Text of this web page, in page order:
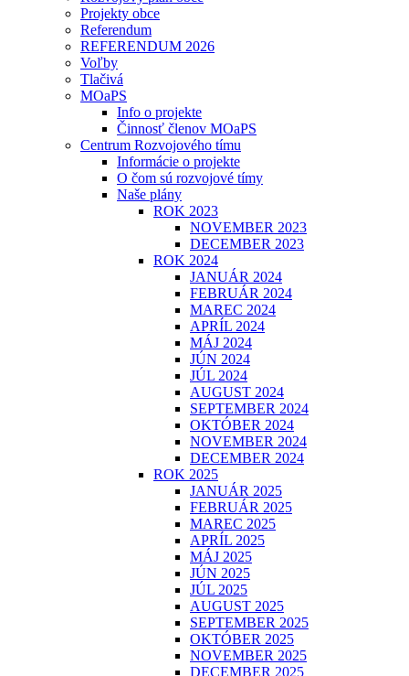
Projekty obce
Referendum
REFERENDUM 2026
Voľby
Tlačivá
MOaPS
Info o projekte
Činnosť členov MOaPS
Centrum Rozvojového tímu
Informácie o projekte
O čom sú rozvojové tímy
Naše plány
ROK 2023
NOVEMBER 2023
DECEMBER 2023
ROK 2024
JANUÁR 2024
FEBRUÁR 2024
MAREC 2024
APRÍL 2024
MÁJ 2024
JÚN 2024
JÚL 2024
AUGUST 2024
SEPTEMBER 2024
OKTÓBER 2024
NOVEMBER 2024
DECEMBER 2024
ROK 2025
JANUÁR 2025
FEBRUÁR 2025
MAREC 2025
APRÍL 2025
MÁJ 2025
JÚN 2025
JÚL 2025
AUGUST 2025
SEPTEMBER 2025
OKTÓBER 2025
NOVEMBER 2025
DECEMBER 2025